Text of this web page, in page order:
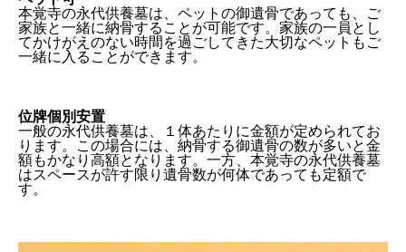
本覚寺の永代供養墓は、ペットの御遺骨であっても、ご
家族と一緒に納骨することが可能です。家族の一員とし
てかけがえのない時間を過ごしてきた大切なペットもご
一緒に入ることができます。
位牌個別安置
一般の永代供養墓は、１体あたりに金額が定められてお
ります。この場合には、納骨する御遺骨の数が多いと金
額もかなり高額となります。一方、本覚寺の永代供養墓
はスペースが許す限り遺骨数が何体であっても定額で
す。